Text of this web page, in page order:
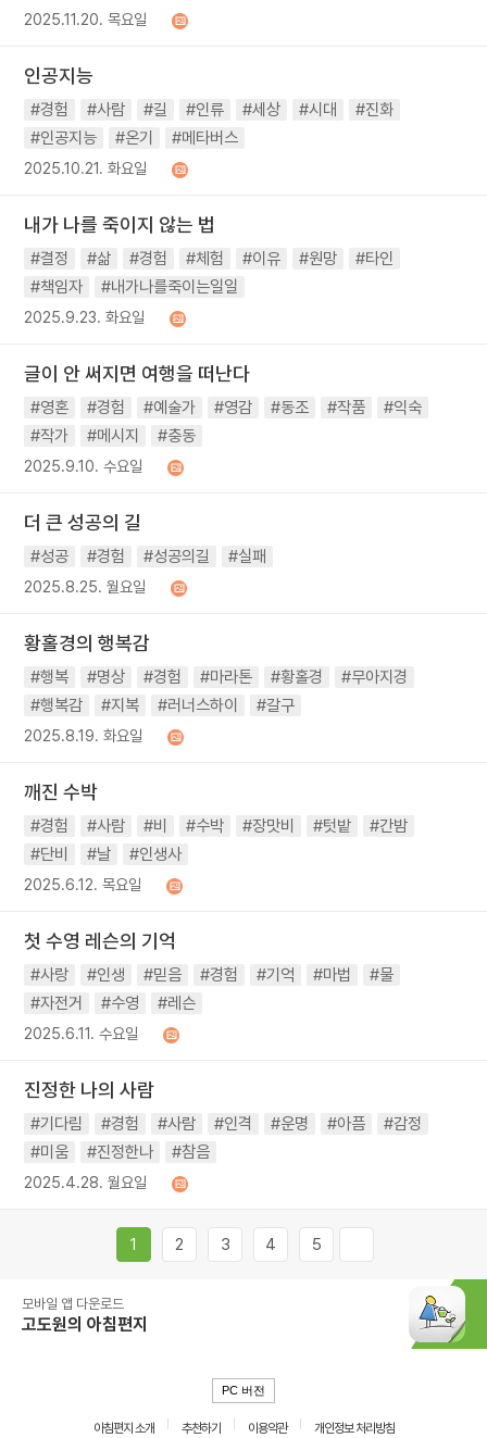
2025.11.20. 목요일
인공지능
#경험 #사람 #길 #인류 #세상 #시대
#진화
#인공지능
#온기 #메타버스
2025.10.21. 화요일
내가 나를 죽이지 않는 법
#결정 #삶 #경험 #체험 #이유 #원망
#타인
#책임자
#내가나를죽이는일일
2025.9.23. 화요일
글이 안 써지면 여행을 떠난다
#영혼 #경험 #예술가 #영감 #동조 #작품
#익숙
#작가
#메시지 #충동
2025.9.10. 수요일
더 큰 성공의 길
#성공 #경험 #성공의길 #실패
2025.8.25. 월요일
황홀경의 행복감
#행복 #명상 #경험 #마라톤 #황홀경
#무아지경
#행복감
#지복 #러너스하이 #갈구
2025.8.19. 화요일
깨진 수박
#경험 #사람 #비 #수박 #장맛비 #텃밭
#간밤
#단비
#날 #인생사
2025.6.12. 목요일
첫 수영 레슨의 기억
#사랑 #인생 #믿음 #경험 #기억 #마법
#물
#자전거
#수영 #레슨
2025.6.11. 수요일
진정한 나의 사람
#기다림 #경험 #사람 #인격 #운명 #아픔
#감정
#미움
#진정한나 #참음
2025.4.28. 월요일
1 2 3 4 5
모바일 앱 다운로드
고도원의 아침편지
PC 버전
아침편지 소개 추천하기 이용약관 개인정보 처리방침